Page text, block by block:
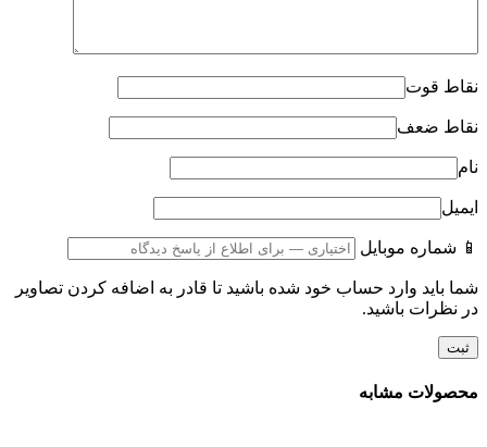
نقاط قوت
نقاط ضعف
نام
ایمیل
📱 شماره موبایل
شما باید وارد حساب خود شده باشید تا قادر به اضافه کردن تصاویر
در نظرات باشید.
محصولات مشابه